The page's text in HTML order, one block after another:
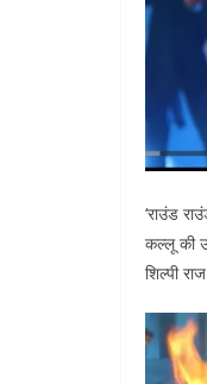
‘राउंड
कल्लू की
शिल्पी